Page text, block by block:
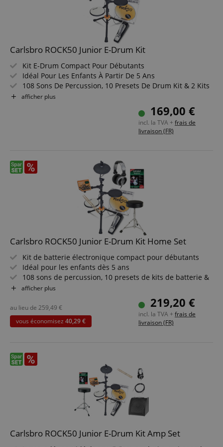
Carlsbro ROCK50 Junior E-Drum Kit
Kit E-Drum Compact Pour Débutants
Idéal Pour Les Enfants À Partir De 5 Ans
108 Sons De Percussion, 10 Presets De Drum Kit & 2 Kits
Utilisateurs
Entrée AUX, Sortie Ligne, Sortie Casque, MIDI I/O
Comprend Un Rack De Batterie À 3 Pieds Réglable
afficher plus
169,00 €
incl. la TVA + frais de
livraison (FR)
Carlsbro ROCK50 Junior E-Drum Kit Home Set
Kit de batterie électronique compact pour débutants
Idéal pour les enfants dès 5 ans
108 sons de percussion, 10 presets de kits de batterie &
2 kits personnalisés
Fonctions d?enregistrement et de lecture
Entrée AUX, sortie ligne, sortie casque, MIDI I/O
Inclut un rack de batterie réglable à 3 pieds
Pack économique incluant tabouret, méthode, casque et
afficher plus
219,20 €
incl. la TVA + frais de
livraison (FR)
au lieu de 259,49 €
vous économisez 40,29 €
Carlsbro ROCK50 Junior E-Drum Kit Amp Set